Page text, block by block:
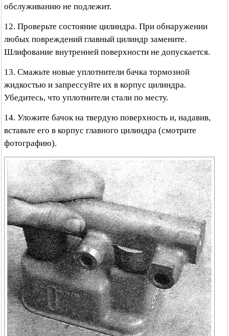
обслуживанию не подлежит.
12. Проверьте состояние цилиндра. При обнаружении
любых повреждений главный цилиндр замените.
Шлифование внутренней поверхности не допускается.
13. Смажьте новые уплотнители бачка тормозной
жидкостью и запрессуйте их в корпус цилиндра.
Убедитесь, что уплотнители стали по месту.
14. Уложите бачок на твердую поверхность и, надавив,
вставьте его в корпус главного цилиндра (смотрите
фотографию).